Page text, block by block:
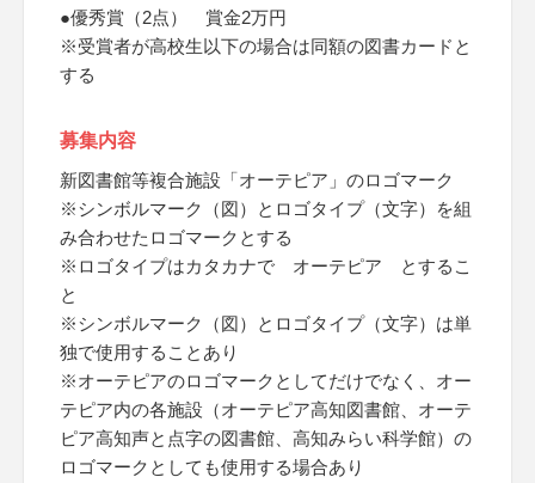
●優秀賞（2点） 賞金2万円
※受賞者が高校生以下の場合は同額の図書カードと
する
募集内容
新図書館等複合施設「オーテピア」のロゴマーク
※シンボルマーク（図）とロゴタイプ（文字）を組
み合わせたロゴマークとする
※ロゴタイプはカタカナで オーテピア とするこ
と
※シンボルマーク（図）とロゴタイプ（文字）は単
独で使用することあり
※オーテピアのロゴマークとしてだけでなく、オー
テピア内の各施設（オーテピア高知図書館、オーテ
ピア高知声と点字の図書館、高知みらい科学館）の
ロゴマークとしても使用する場合あり